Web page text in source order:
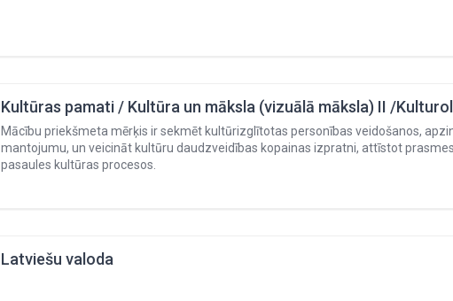
Kultūras pamati / Kultūra un māksla (vizuālā māksla) II /
Mācību priekšmeta mērķis ir sekmēt kultūrizglītotas personības veidošanos,
mantojumu, un veicināt kultūru daudzveidības kopainas izpratni, attīstot
pasaules kultūras procesos.
Latviešu valoda